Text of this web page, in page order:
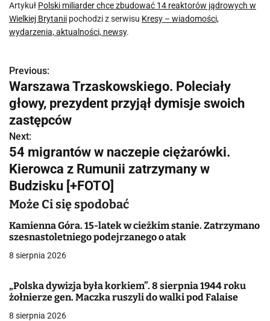
Artykuł Polski miliarder chce zbudować 14 reaktorów jądrowych w
Wielkiej Brytanii pochodzi z serwisu Kresy – wiadomości,
wydarzenia, aktualności, newsy.
N
a
w
i
g
a
c
j
a
w
p
Previous:
Warszawa Trzaskowskiego. Poleciały
głowy, prezydent przyjął dymisje swoich
zastępców
Next:
54 migrantów w naczepie ciężarówki.
Kierowca z Rumunii zatrzymany w
Budzisku [+FOTO]
Może Ci się spodobać
Kamienna Góra. 15-latek w cieżkim stanie. Zatrzymano
szesnastoletniego podejrzanego o atak
8 sierpnia 2026
„Polska dywizja była korkiem”. 8 sierpnia 1944 roku
żołnierze gen. Maczka ruszyli do walki pod Falaise
8 sierpnia 2026